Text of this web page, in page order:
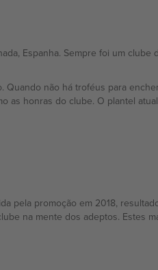
Espanha. Sempre foi um clube
Quando não há troféus para
as honras do clube. O plantel
pela promoção em 2018,
na mente dos adeptos. Estes